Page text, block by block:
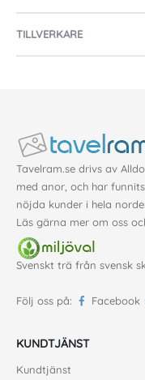
TILLVERKARE
Tavelram.se drivs av
med anor, och har
nöjda kunder i hela
Läs gärna mer om oss
Svenskt trä från svensk
Följ oss på: Facebook
KUNDTJÄNST
Kundtjänst